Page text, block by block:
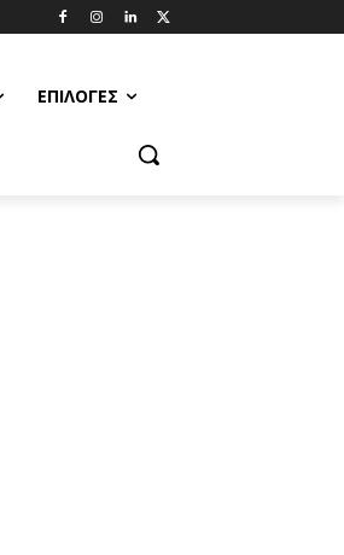
ΕΠΙΛΟΓΈΣ